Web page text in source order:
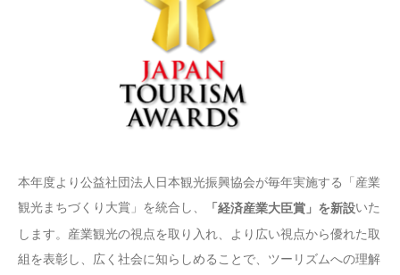
本年度より公益社団法人日本観光振興協会が毎年実施する「産業
観光まちづくり大賞」を統合し、
「経済産業大臣賞」を新設いた
します。産業観光の視点を取り入れ、より広い視点から優れた取
組を表彰し、広く社会に知らしめることで、ツーリズムへの理解